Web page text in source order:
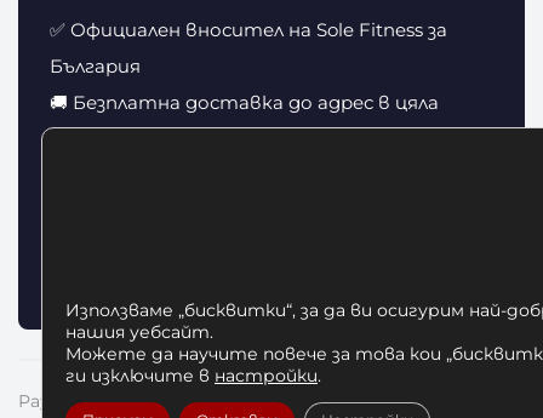
✅ Официален вносител на Sole Fitness за
България
🚚 Безплатна доставка до адрес в цяла
Разгледайте още от серията Sole Fitness:
Използваме „бисквитки“, за да ви осигурим най-
нашия уебсайт.
Можете да научите повече за това кои
ги изключите в настройки.